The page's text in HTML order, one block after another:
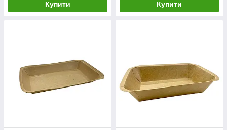
Купити Купити